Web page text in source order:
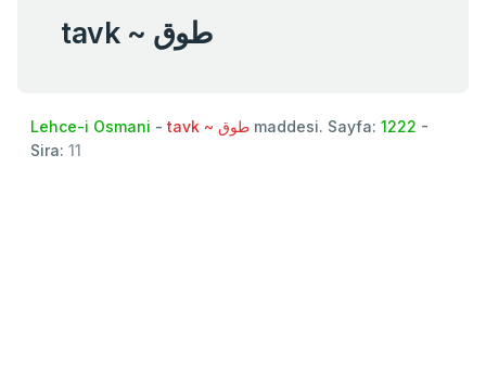
tavk ~ طوق
Lehce-i Osmani - tavk ~ طوق maddesi. Sayfa: 1222 -
Sira: 11